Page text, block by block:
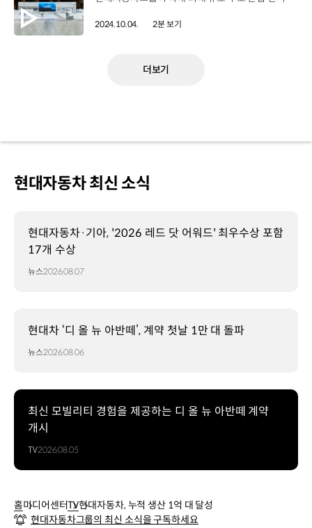
2024.10.04. 2분 보기
더보기
현대자동차 최신 소식
현대자동차·기아, '2026 레드 닷 어워드' 최우수상 포함
17개 수상
뉴스2026.08.07
현대차 ‘디 올 뉴 아반떼’, 계약 첫날 1만 대 돌파
뉴스2026.08.06
최신 모빌리티 경험을 제공하는 디 올 뉴 아반떼 계약
개시
TV2026.08.05
홈미디어센터TV현대자동차, 누적 생산 1억 대 달성
현대자동차그룹의 최신 소식을 구독하세요